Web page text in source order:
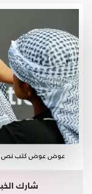
عوض عوض كتب نص
شارك